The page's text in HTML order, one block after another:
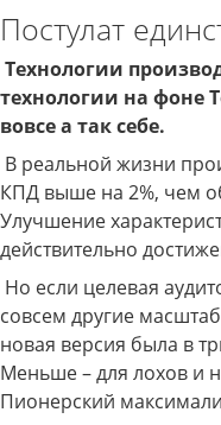
Постулат
Технологии
технологии на фоне
вовсе а так себе.
В реальной жизни
КПД выше на 2%, чем
Улучшение
действительно
Но если целевая
совсем другие
новая версия была в
Меньше – для лохов и
Пионерский